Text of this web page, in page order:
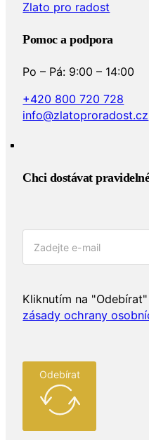
Zlato pro radost
Pomoc a podpora
Po – Pá: 9:00 – 14:00
+420 800 720 728
info@zlatoproradost.cz
Chci dostávat
Kliknutím na
zásady ochrany
Odebírat